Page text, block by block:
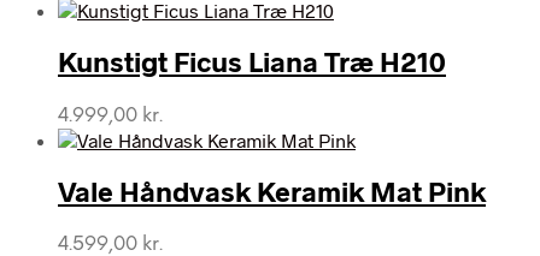
Kunstigt Ficus Liana Træ H210
4.999,00 kr.
Vale Håndvask Keramik Mat Pink
4.599,00 kr.